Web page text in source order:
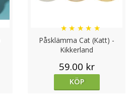
Påsklämma Cat (Katt) -
Kikkerland
★ ★ ★ ★ ★
59.00 kr
KÖP